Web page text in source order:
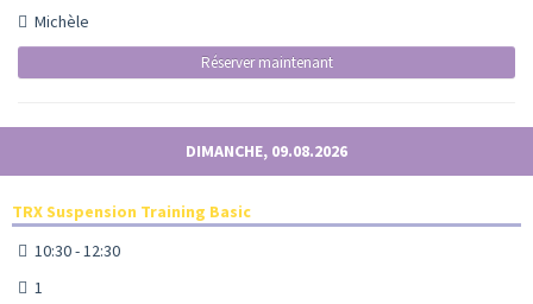
Michèle
Réserver maintenant
DIMANCHE, 09.08.2026
TRX Suspension Training Basic
10:30 - 12:30
1